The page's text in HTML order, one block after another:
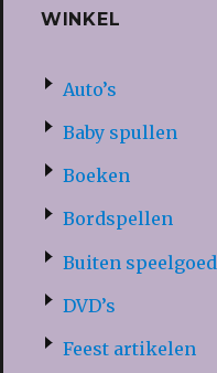
WINKEL
Auto’s
Baby spullen
Boeken
Bordspellen
Buiten speelgoed
DVD’s
Feest artikelen